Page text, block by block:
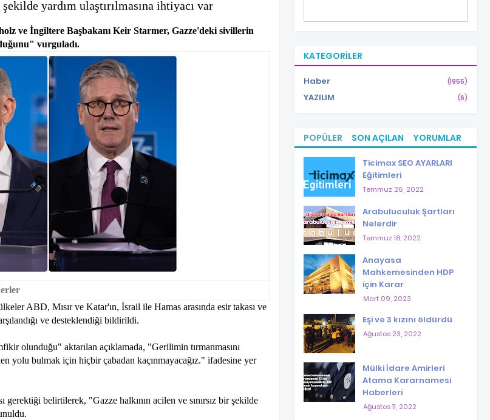
yardım ulaştırılmasına ihtiyacı var
ve İngiltere Başbakanı Keir Starmer, Gazze'deki sivillerin
vurguladı.
ABD, Mısır ve Katar'ın, İsrail ile Hamas arasında esir takası ve
ve desteklendiği bildirildi.
olunduğu" aktarılan açıklamada, "Gerilimin tırmanmasını
yolu bulmak için hiçbir çabadan kaçınmayacağız." ifadesine yer
gerektiği belirtilerek, "Gazze halkının acilen ve sınırsız bir şekilde
KATEGORILER
Haber (1955)
YAZILIM (6)
POPÜLER SON AÇILAN YORUMLAR
Ticimax SEO AYARLARI
Eğitimleri
Temmuz 26, 2022
Arabuluculuk Şartları
Nelerdir
Temmuz 18, 2022
Anayasa
Mahkemesinden HDP
için Karar
Mart 09, 2023
Eşi ve 3 kızını öldürdü
Ağustos 23, 2022
Mülki İdare Amirleri
Atama Kararnamesi
Haberleri
Ağustos 11, 2022